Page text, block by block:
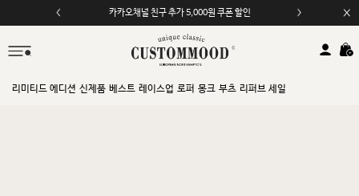
카카오채널 친구 추가 5,000원 쿠폰 할인
리미티드 에디션 신제품 베스트 레이스업 로퍼 몽크 부츠 리퍼브 세일